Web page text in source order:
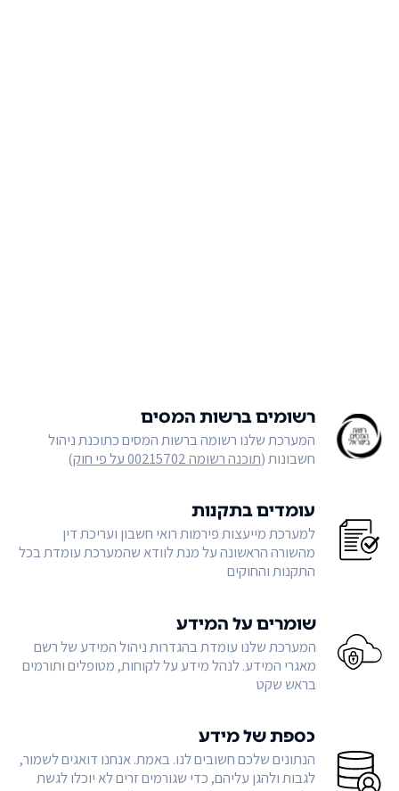
רשומים ברשות המסים
המערכת שלנו רשומה ברשות המסים כתוכנת ניהול
חשבונות (תוכנה רשומה 00215702 על פי חוק )
עומדים בתקנות
למערכת מייעצות פירמות רואי חשבון ועריכת דין
מהשורה הראשונה על מנת לוודא שהמערכת עומדת בכל
התקנות והחוקים
שומרים על המידע
המערכת שלנו עומדת בהגדרות ניהול המידע של רשם
מאגרי המידע. לנהל מידע על לקוחות, מטופלים ותורמים
בראש שקט
כספת של מידע
הנתונים שלכם חשובים לנו. באמת. אנחנו דואגים לשמור,
לגבות ולהגן עליהם, כדי שגורמים זרים לא יוכלו לגשת